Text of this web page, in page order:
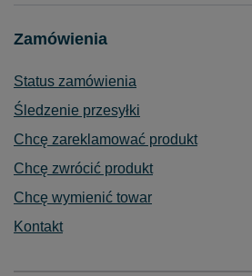
Zamówienia
Status zamówienia
Śledzenie przesyłki
Chcę zareklamować produkt
Chcę zwrócić produkt
Chcę wymienić towar
Kontakt